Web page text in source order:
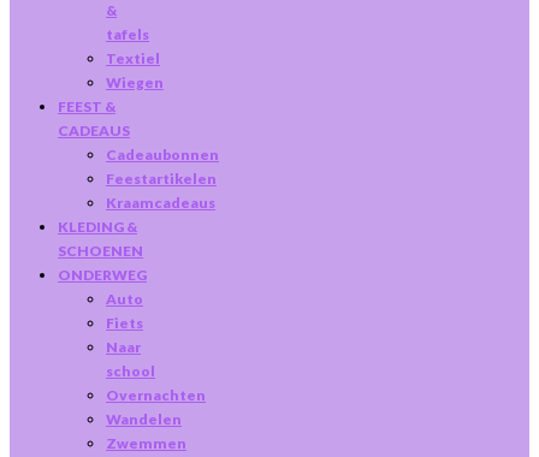
&
tafels
Textiel
Wiegen
FEEST &
CADEAUS
Cadeaubonnen
Feestartikelen
Kraamcadeaus
KLEDING &
SCHOENEN
ONDERWEG
Auto
Fiets
Naar
school
Overnachten
Wandelen
Zwemmen